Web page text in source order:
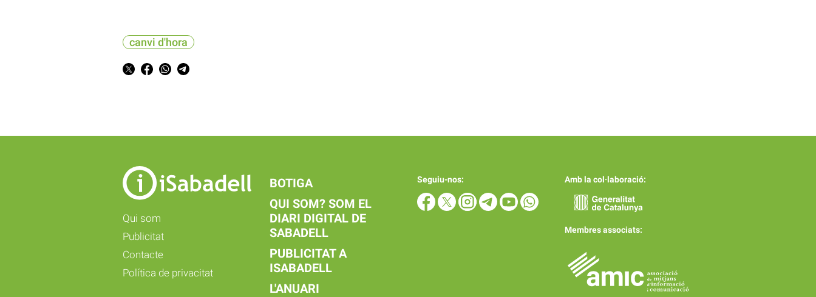
canvi d'hora
Qui som
Publicitat
Contacte
Política de privacitat
BOTIGA
QUI SOM? SOM EL
DIARI DIGITAL DE
SABADELL
PUBLICITAT A
ISABADELL
L'ANUARI
Seguiu-nos: Amb la col·laboració:
Membres associats: